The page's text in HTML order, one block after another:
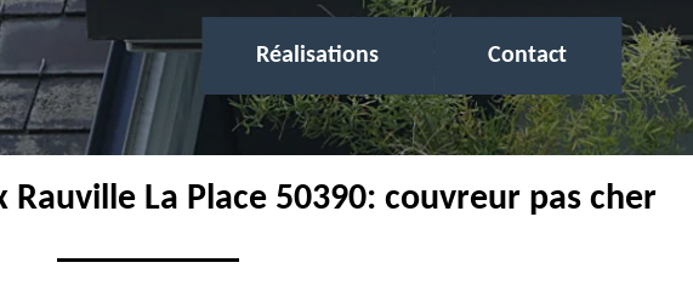
Réalisations Contact
La Place 50390: couvreur pas cher